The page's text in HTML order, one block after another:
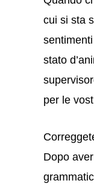
cui si sta
stato
per le
Dopo